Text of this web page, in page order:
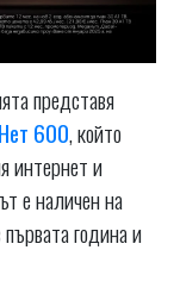
представя
600, който
интернет и
е наличен на
година и